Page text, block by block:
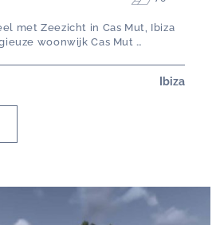
met Zeezicht in Cas Mut, Ibiza
woonwijk Cas Mut …
Ibiza